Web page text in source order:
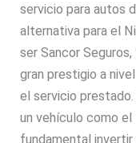
servicio para autos
alternativa para el
ser Sancor
gran prestigio a
el servicio
un vehículo como
fundamental invertir